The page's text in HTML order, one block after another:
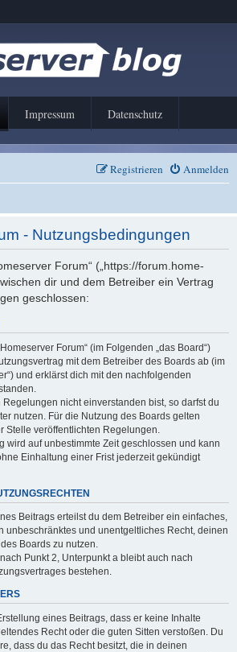
Impressum Datenschutz
Anmelden
Registrieren
- Nutzungsbedingungen
Forum“ („https://forum.home-
dir und dem Betreiber ein Vertrag
geschlossen:
Forum“ (im Folgenden „das Board“)
mit dem Betreiber des Boards ab (im
und erklärst dich mit den nachfolgenden
nicht einverstanden bist, so darfst du
nutzen. Für die Nutzung des Boards gelten
Stelle veröffentlichten Regelungen.
wird auf unbestimmte Zeit geschlossen und kann
Einhaltung einer Frist jederzeit gekündigt
Beitrags erteilst du dem Betreiber ein einfaches,
unbeschränktes und unentgeltliches Recht, deinen
Boards zu nutzen.
Punkt 2, Unterpunkt a bleibt auch nach
bestehen.
eines Beitrags, dass er keine Inhalte
Recht oder die guten Sitten verstoßen. Du
dass du das Recht besitzt, die in deinen